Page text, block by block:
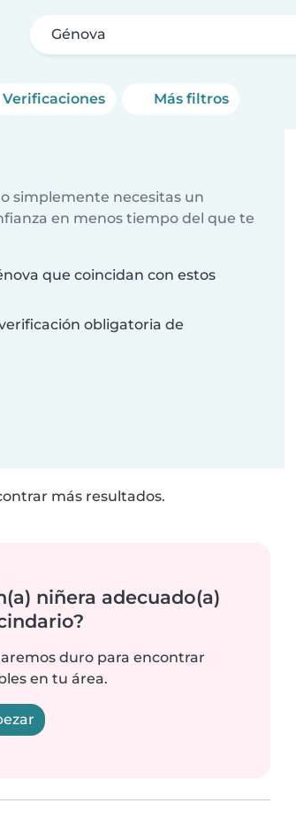
Génova
Verificaciones Más filtros
simplemente necesitas un
en menos tiempo del que te
que coincidan con estos
obligatoria de
más resultados.
niñera adecuado(a)
duro para encontrar
en tu área.